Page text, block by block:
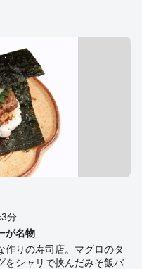
分
が名物
作りの寿司店。マグロのタ
をシャリで挟んだみそ飯バ